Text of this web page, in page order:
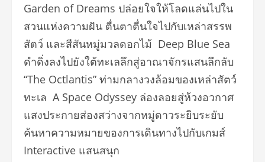
Garden of Dreams ปล่อยใจให้โลดแล่นไปใน
สวนแห่งความฝัน ตื่นตาตื่นใจไปกับเหล่าสรรพ
สัตว์ และสีสันหมู่มวลดอกไม้ Deep Blue Sea
ดำดิ่งลงไปยังใต้ทะเลลึกสู่อาณาจักรแสนลึกลับ
“The Octlantis” ท่ามกลางวงล้อมของเหล่าสัตว์
ทะเล A Space Odyssey ล่องลอยสู่ห้วงอวกาศ
แสงประกายส่องสว่างจากหมู่ดาวระยิบระยับ
ค้นหาความหมายของการเดินทางไปกับเกมส์
Interactive แสนสนุก